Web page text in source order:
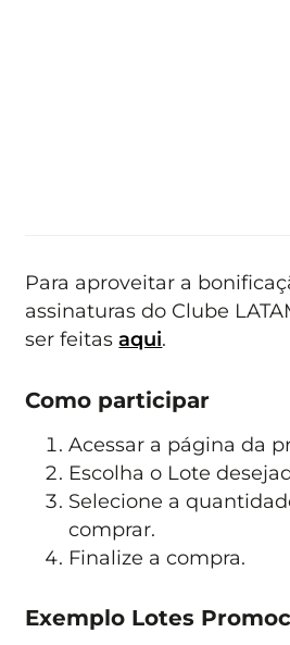
Para aproveitar a
assinaturas do Clube
ser feitasaqui.
Como participar
Acessar a página da
Escolha o Lote
Selecione a
comprar.
Finalize a compra.
Exemplo Lotes